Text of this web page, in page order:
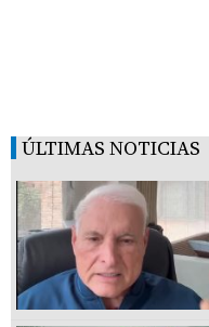
ÚLTIMAS NOTICIAS